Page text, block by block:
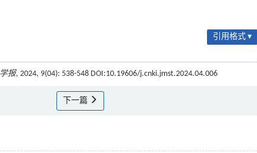
引用格式 ▾
报, 2024, 9(04): 538-548 DOI:10.19606/j.cnki.jmst.2024.04.006
下一篇